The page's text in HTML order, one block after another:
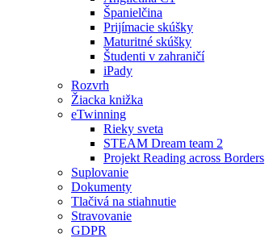
Španielčina
Prijímacie skúšky
Maturitné skúšky
Študenti v zahraničí
iPady
Rozvrh
Žiacka knižka
eTwinning
Rieky sveta
STEAM Dream team 2
Projekt Reading across Borders
Suplovanie
Dokumenty
Tlačivá na stiahnutie
Stravovanie
GDPR